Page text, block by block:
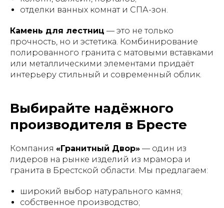
отделки ванных комнат и СПА-зон.
Камень для лестниц — это не только
прочность, но и эстетика. Комбинирование
полированного гранита с матовыми вставками
или металлическими элементами придаёт
интерьеру стильный и современный облик.
Выбирайте надёжного
производителя в Бресте
Компания «Гранитный Двор» — один из
лидеров на рынке изделий из мрамора и
гранита в Брестской области. Мы предлагаем:
широкий выбор натурального камня;
собственное производство;